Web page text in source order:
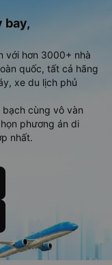
bay,
với hơn 3000+ nhà
quốc, tất cả hãng
xe du lịch phủ
cùng vô vàn
phương án di
nhất.